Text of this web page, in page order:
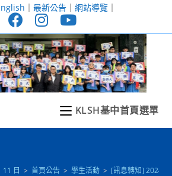
｜ 最新公告｜ 網站導覽｜
KLSH基中首頁選單
11 日 > 首頁公告 > 學生活動 > [訊息轉知] 2024